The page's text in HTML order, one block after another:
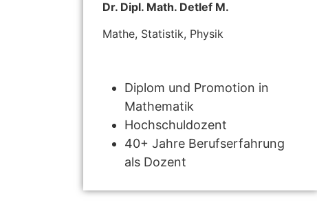
Dr. Dipl. Math. Detlef M.
Mathe, Statistik, Physik
Diplom und Promotion in
Mathematik
Hochschuldozent
40+ Jahre Berufserfahrung
als Dozent